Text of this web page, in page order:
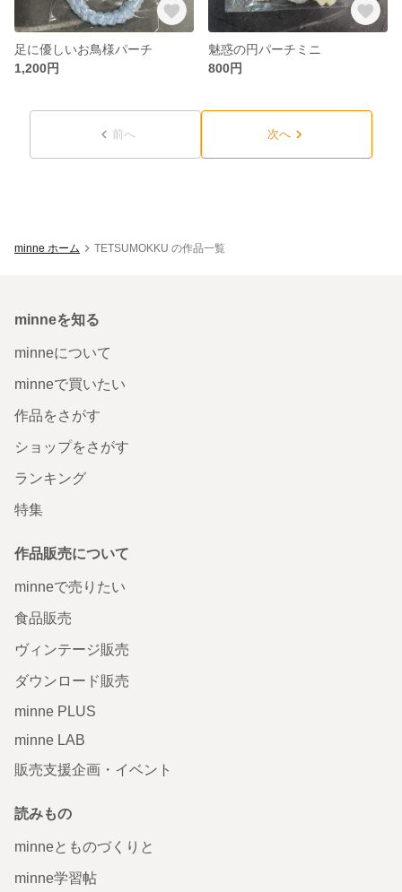
足に優しいお鳥様パーチ
1,200円
魅惑の円パーチミニ
800円
前へ 次へ
minne ホーム TETSUMOKKU の作品一覧
minneを知る
minneについて
minneで買いたい
作品をさがす
ショップをさがす
ランキング
特集
作品販売について
minneで売りたい
食品販売
ヴィンテージ販売
ダウンロード販売
minne PLUS
minne LAB
販売支援企画・イベント
読みもの
minneとものづくりと
minne学習帖